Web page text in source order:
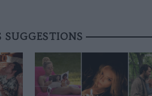
SUGGESTIONS